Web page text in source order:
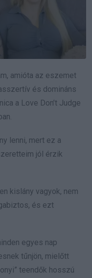
amióta az eszemet
és domináns
a Love Don’t Judge
lenni, mert ez a
jól érzik
kislány vagyok, nem
és ezt
egyes nap
tűnjön, mielőtt
teendők hosszú